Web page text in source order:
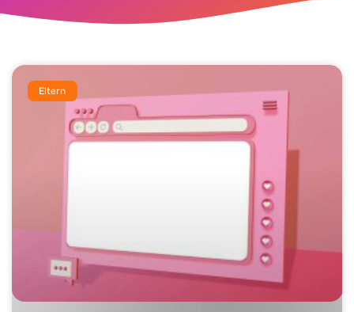
Eltern